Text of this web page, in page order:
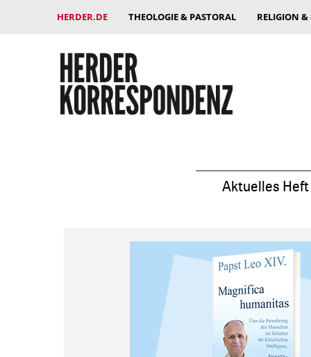
HERDER.DE THEOLOGIE & PASTORAL RELIGION
Aktuelles Heft